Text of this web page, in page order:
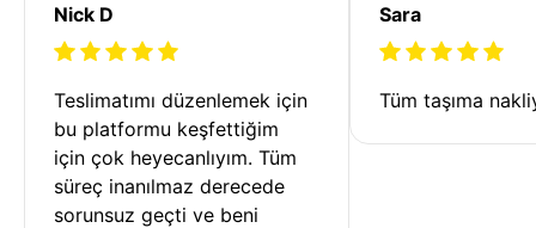
Nick D
Teslimatımı düzenlemek için
bu platformu keşfettiğim
için çok heyecanlıyım. Tüm
süreç inanılmaz derecede
sorunsuz geçti ve beni
Sara
Tüm taşıma